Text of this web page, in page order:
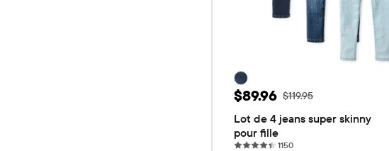
Prix ​​de vente: $89.96
$89.96 Prix ​​d'origine: $119.95
$119.95
Lot de 4 jeans super skinny
pour fille
11501150 reviews